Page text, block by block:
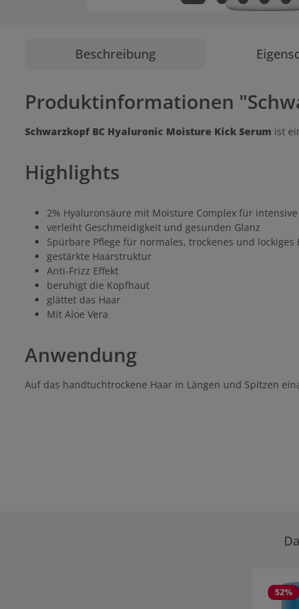
Beschreibung
Produktinformationen
Schwarzkopf BC Hyaluronic Moisture Kick Serum ist
Highlights
2% Hyaluronsäure mit Moisture Complex für
verleiht Geschmeidigkeit und gesunden Glanz
Spürbare Pflege für normales, trockenes und lockiges
gestärkte Haarstruktur
Anti-Frizz Effekt
beruhigt die Kopfhaut
glättet das Haar
Mit Aloe Vera
Anwendung
Auf das handtuchtrockene Haar in Längen und Spitzen
52%